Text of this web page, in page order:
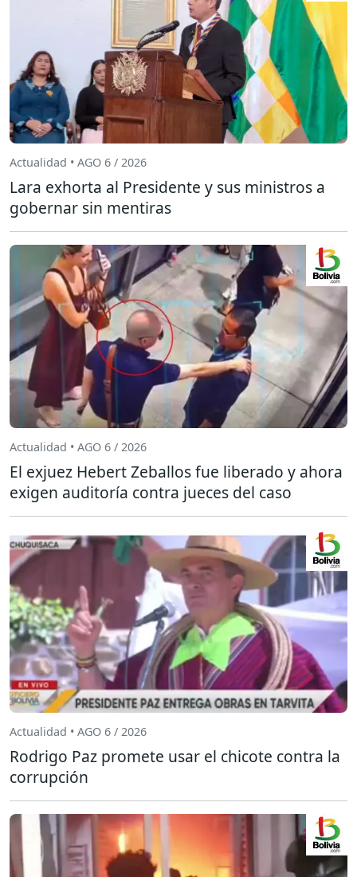
Actualidad • AGO 6 / 2026
Lara exhorta al Presidente y sus ministros a
gobernar sin mentiras
Actualidad • AGO 6 / 2026
El exjuez Hebert Zeballos fue liberado y ahora
exigen auditoría contra jueces del caso
Actualidad • AGO 6 / 2026
Rodrigo Paz promete usar el chicote contra la
corrupción